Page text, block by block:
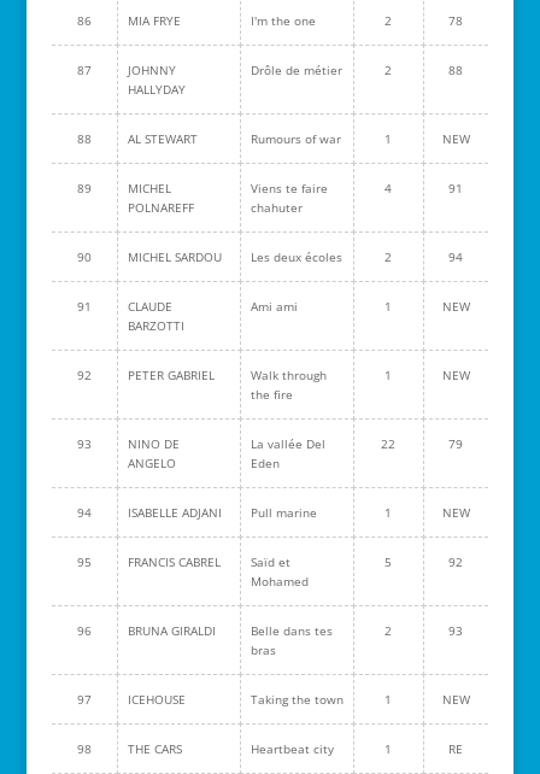
86 MIA FRYE I'm the one 2 78
87
JOHNNY
HALLYDAY
Drôle de métier 2 88
88 AL STEWART Rumours of war 1 NEW
89
MICHEL
POLNAREFF
Viens te faire
chahuter
4 91
90 MICHEL SARDOU Les deux écoles 2 94
91
CLAUDE
BARZOTTI
Ami ami 1 NEW
92 PETER GABRIEL
Walk through
the fire
1 NEW
93
NINO DE
ANGELO
La vallée Del
Eden
22 79
94 ISABELLE ADJANI Pull marine 1 NEW
95 FRANCIS CABREL
Saïd et
Mohamed
5 92
96 BRUNA GIRALDI
Belle dans tes
bras
2 93
97 ICEHOUSE Taking the town 1 NEW
98 THE CARS Heartbeat city 1 RE